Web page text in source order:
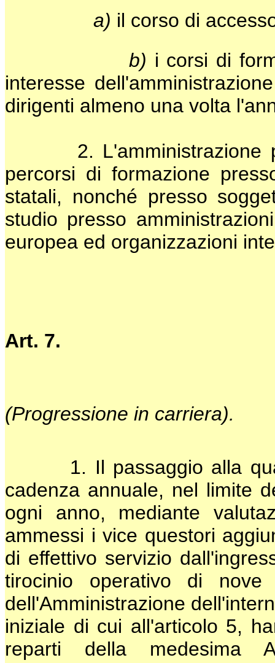
a) il corso di
b) i corsi di
interesse
dirigenti almeno una volta
2. L'amministrazione
percorsi di formazione
statali, nonché presso
studio presso
europea ed organizzazioni
Art. 7.
(Progressione in carriera).
1. Il passaggio alla
cadenza annuale, nel limite
ogni anno, mediante
ammessi i vice questori
di effettivo servizio
tirocinio operativo di
dell'Amministrazione
iniziale di cui all'articolo 5,
reparti della medesima